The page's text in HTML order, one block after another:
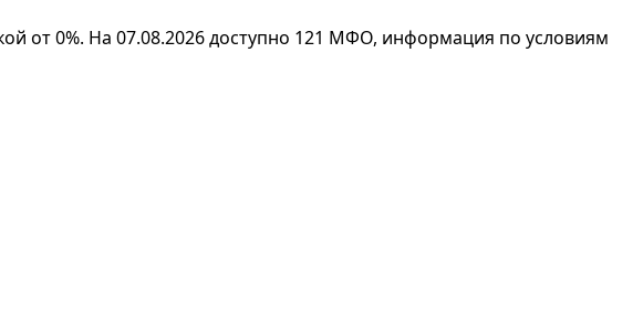
от 0%. На 07.08.2026 доступно 121 МФО, информация по условиям